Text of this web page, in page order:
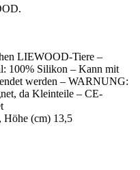
LIEWOOD-Tiere –
100% Silikon – Kann mit
werden – WARNUNG:
da Kleinteile – CE-
Höhe (cm) 13,5